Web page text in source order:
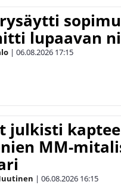
rysäytti
lupaavan
| 06.08.2026 17:15
julkisti
MM-
| 06.08.2026 16:15